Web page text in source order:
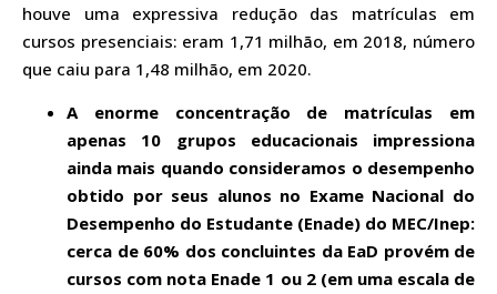
houve uma expressiva redução das matrículas em
cursos presenciais: eram 1,71 milhão, em 2018, número
que caiu para 1,48 milhão, em 2020.
A enorme concentração de matrículas em
apenas 10 grupos educacionais impressiona
ainda mais quando consideramos o desempenho
obtido por seus alunos no Exame Nacional do
Desempenho do Estudante (Enade) do MEC/Inep:
cerca de 60% dos concluintes da EaD provém de
cursos com nota Enade 1 ou 2 (em uma escala de